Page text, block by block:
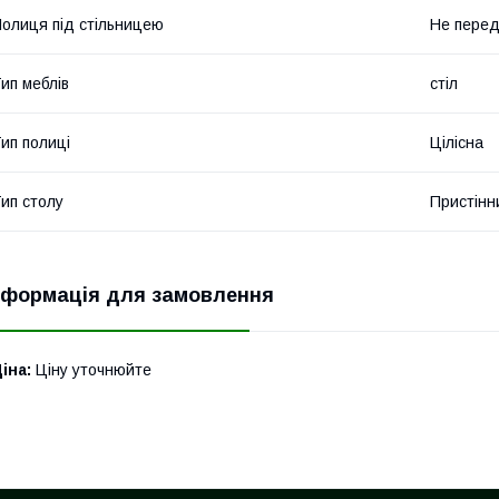
під стільницею Не
меблів стіл
полиці Цілісна
столу
для замовлення
Ціну уточнюйте